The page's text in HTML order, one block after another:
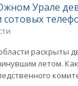
Урале
сотовых
раскрыты
летом.